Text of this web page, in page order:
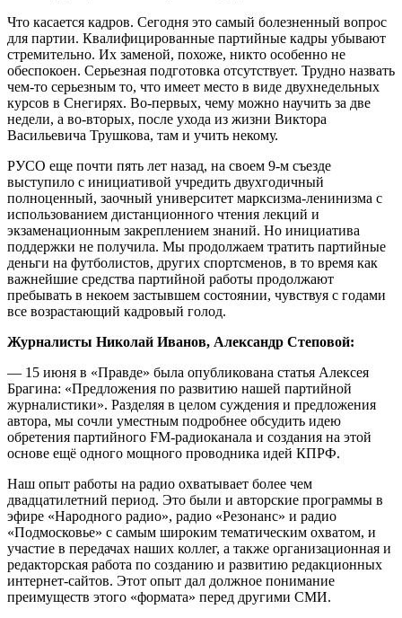
Что касается кадров. Сегодня это самый болезненный вопрос
для партии. Квалифицированные партийные кадры убывают
стремительно. Их заменой, похоже, никто особенно не
обеспокоен. Серьезная подготовка отсутствует. Трудно назвать
чем-то серьезным то, что имеет место в виде двухнедельных
курсов в Снегирях. Во-первых, чему можно научить за две
недели, а во-вторых, после ухода из жизни Виктора
Васильевича Трушкова, там и учить некому.
РУСО еще почти пять лет назад, на своем 9-м съезде
выступило с инициативой учредить двухгодичный
полноценный, заочный университет марксизма-ленинизма с
использованием дистанционного чтения лекций и
экзаменационным закреплением знаний. Но инициатива
поддержки не получила. Мы продолжаем тратить партийные
деньги на футболистов, других спортсменов, в то время как
важнейшие средства партийной работы продолжают
пребывать в некоем застывшем состоянии, чувствуя с годами
все возрастающий кадровый голод.
Журналисты Николай Иванов, Александр Степовой:
— 15 июня в «Правде» была опубликована статья Алексея
Брагина: «Предложения по развитию нашей партийной
журналистики». Разделяя в целом суждения и предложения
автора, мы сочли уместным подробнее обсудить идею
обретения партийного FM-радиоканала и создания на этой
основе ещё одного мощного проводника идей КПРФ.
Наш опыт работы на радио охватывает более чем
двадцатилетний период. Это были и авторские программы в
эфире «Народного радио», радио «Резонанс» и радио
«Подмосковье» с самым широким тематическим охватом, и
участие в передачах наших коллег, а также организационная и
редакторская работа по созданию и развитию редакционных
интернет-сайтов. Этот опыт дал должное понимание
преимуществ этого «формата» перед другими СМИ.